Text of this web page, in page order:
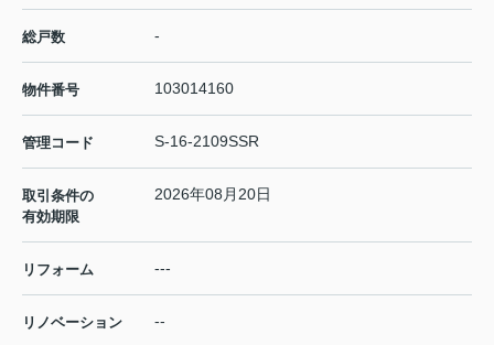
総戸数 -
物件番号 103014160
管理コード S-16-2109SSR
取引条件の
有効期限
2026年08月20日
リフォーム ---
リノベーション --